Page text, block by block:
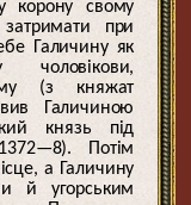
корону свому
при
Галичину як
чоловікови,
(з княжат
Галичиною
князь під
Потім
а Галичину
й угорським